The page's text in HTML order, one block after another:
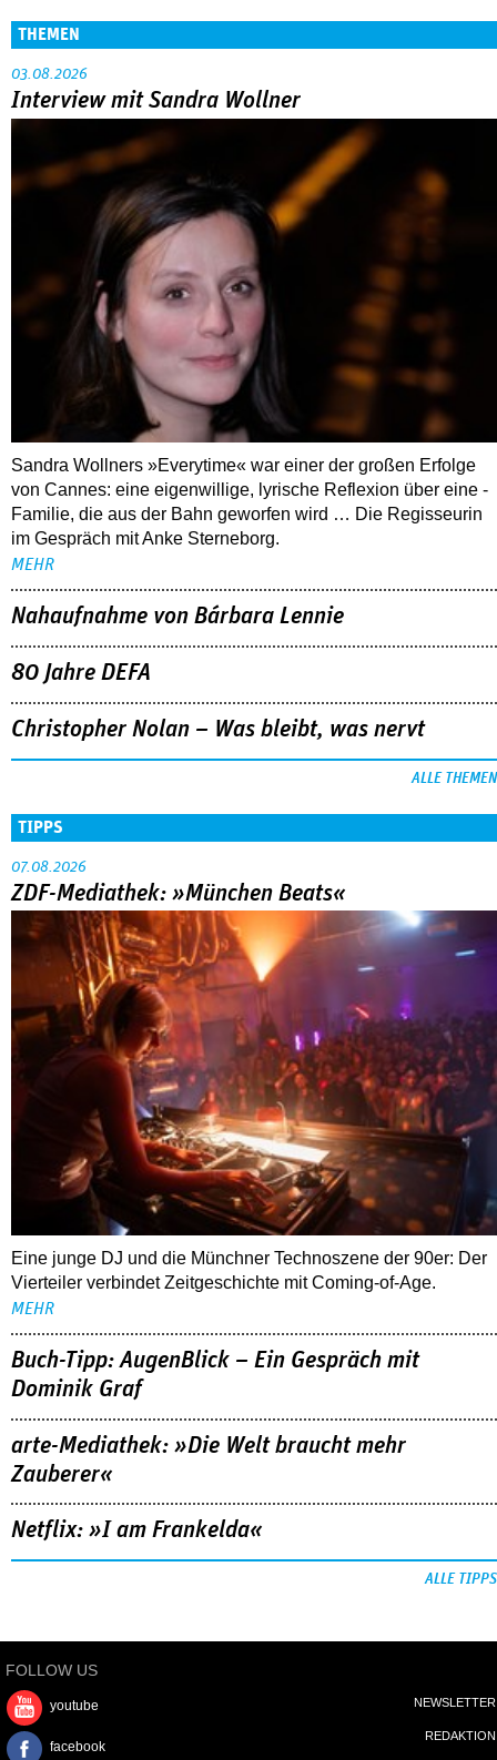
THEMEN
03.08.2026
Interview mit Sandra Wollner
Sandra Wollners »Everytime« war einer der großen Erfolge
von Cannes: eine eigenwillige, lyrische Reflexion über eine ­
Familie, die aus der Bahn geworfen wird … Die Regisseurin
im Gespräch mit Anke Sterneborg.
MEHR
Nahaufnahme von Bárbara Lennie
80 Jahre DEFA
Christopher Nolan – Was bleibt, was nervt
ALLE THEMEN
TIPPS
07.08.2026
ZDF-Mediathek: »München Beats«
Eine junge DJ und die Münchner Technoszene der 90er: Der
Vierteiler verbindet Zeitgeschichte mit Coming-of-Age.
MEHR
Buch-Tipp: AugenBlick – Ein Gespräch mit
Dominik Graf
arte-Mediathek: »Die Welt braucht mehr
Zauberer«
Netflix: »I am Frankelda«
ALLE TIPPS
FOLLOW US
youtube
facebook
NEWSLETTER
REDAKTION